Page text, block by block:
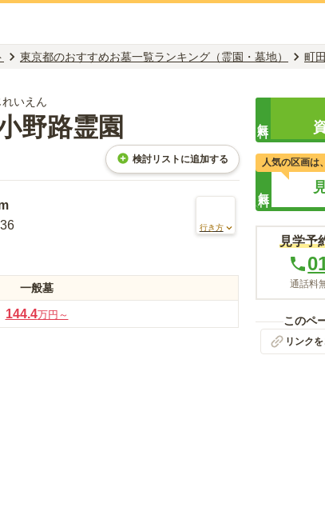
東京都のおすすめお墓一覧ランキング（霊園・墓地） 町
いえん
野路霊園
検討リストに追加する
行き方
一般墓
144.4万円～
人気の区画は
見学予
通話料
このペ
リンク